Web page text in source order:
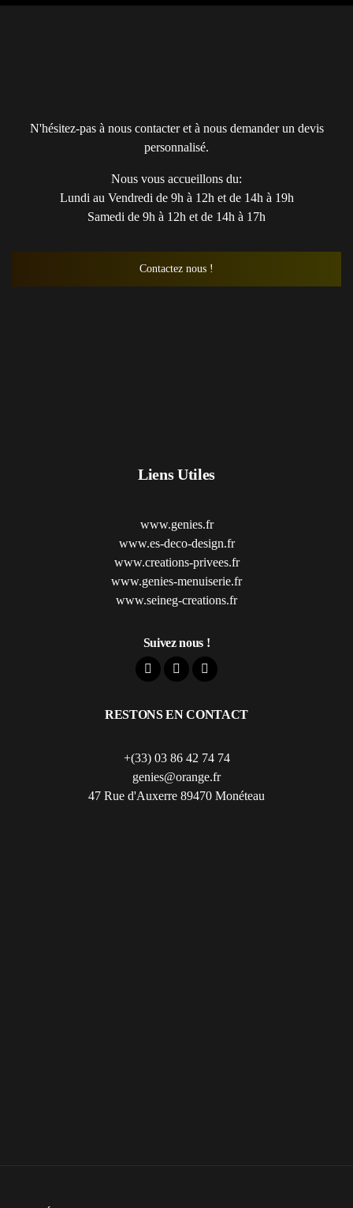
N'hésitez-pas à nous contacter et à nous demander un devis
personnalisé.
Nous vous accueillons du:
Lundi au Vendredi de 9h à 12h et de 14h à 19h
Samedi de 9h à 12h et de 14h à 17h
Contactez nous !
Liens Utiles
www.genies.fr
www.es-deco-design.fr
www.creations-privees.fr
www.genies-menuiserie.fr
www.seineg-creations.fr
Suivez nous !
RESTONS EN CONTACT
+(33) 03 86 42 74 74
genies@orange.fr
47 Rue d'Auxerre 89470 Monéteau